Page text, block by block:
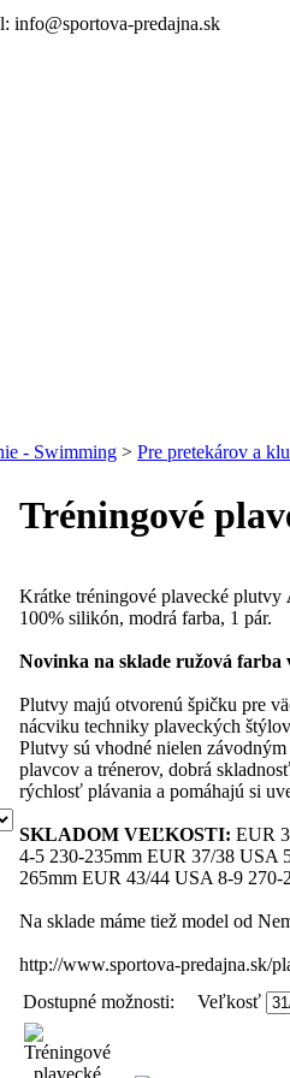
info@sportova-predajna.sk
- Swimming > Pre pretekárov a
Tréningové
Krátke tréningové plavecké plutvy
100% silikón, modrá farba, 1 pár.
Novinka na sklade ružová farba
Plutvy majú otvorenú špičku pre
nácviku techniky plaveckých
Plutvy sú vhodné nielen
plavcov a trénerov, dobrá
rýchlosť plávania a pomáhajú si
SKLADOM VEĽKOSTI: EUR
4-5 230-235mm EUR 37/38 USA
265mm EUR 43/44 USA 8-9
Na sklade máme tiež model od
http://www.sportova-predajna.sk/
Dostupné možnosti:
Veľkosť